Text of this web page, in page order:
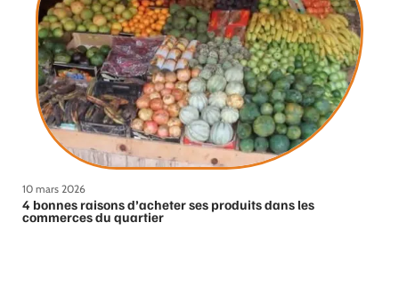
10 mars 2026
4 bonnes raisons d’acheter ses produits dans les
commerces du quartier